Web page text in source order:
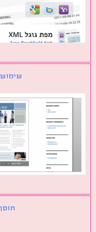
שימוש ב PDF בוורדפרס והצגתו
תוסף